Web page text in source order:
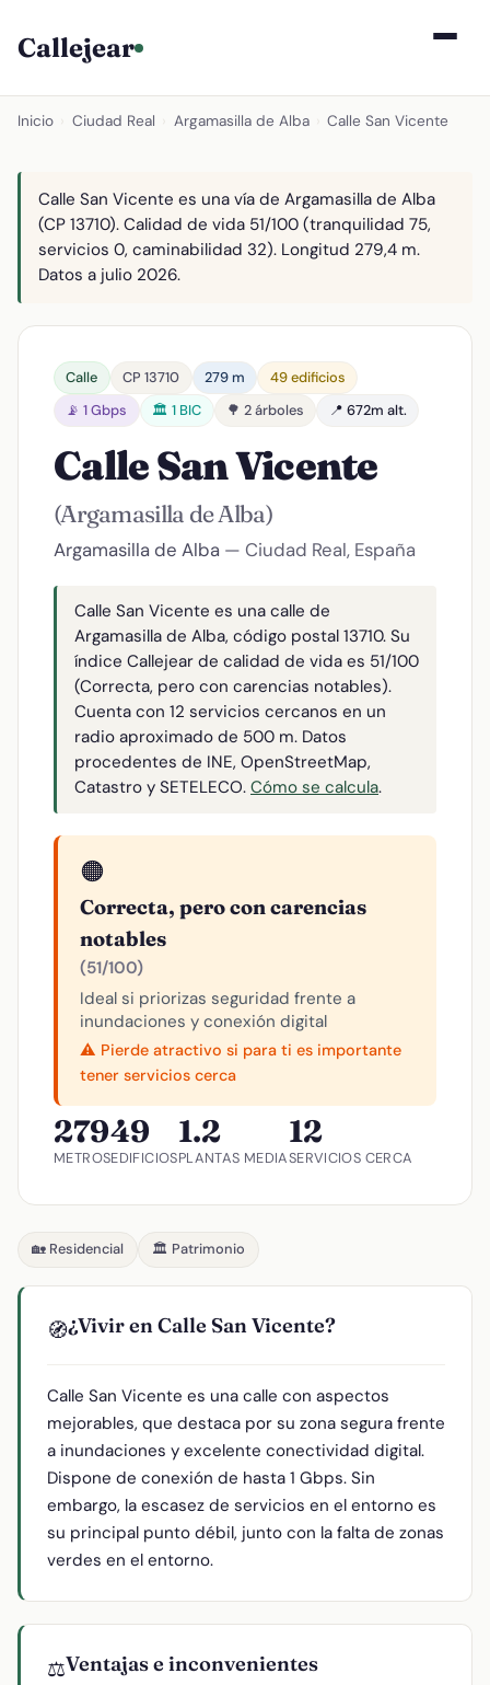
Callejear
Inicio Ciudad Real Argamasilla de Alba Calle San Vicente
Calle San Vicente es una vía de Argamasilla de Alba
(CP 13710). Calidad de vida 51/100 (tranquilidad 75,
servicios 0, caminabilidad 32). Longitud 279,4 m.
Datos a julio 2026.
Calle CP 13710 279 m
49 edificios
📡 1 Gbps
🏛️ 1 BIC 🌳 2 árboles 📍 672m alt.
Calle San Vicente
(Argamasilla de Alba)
Argamasilla de Alba — Ciudad Real, España
Calle San Vicente es una calle de
Argamasilla de Alba, código postal 13710. Su
índice Callejear de calidad de vida es 51/100
(Correcta, pero con carencias notables).
Cuenta con 12 servicios cercanos en un
radio aproximado de 500 m. Datos
procedentes de INE, OpenStreetMap,
Catastro y SETELECO. Cómo se calcula.
🟠
Correcta, pero con carencias
notables
(51/100)
Ideal si priorizas seguridad frente a
inundaciones y conexión digital
⚠️ Pierde atractivo si para ti es importante
tener servicios cerca
279
METROS
49
EDIFICIOS
1.2
PLANTAS MEDIA
12
SERVICIOS CERCA
🏡 Residencial 🏛️ Patrimonio
🧭¿Vivir en Calle San Vicente?
Calle San Vicente es una calle con aspectos
mejorables, que destaca por su zona segura frente
a inundaciones y excelente conectividad digital.
Dispone de conexión de hasta 1 Gbps. Sin
embargo, la escasez de servicios en el entorno es
su principal punto débil, junto con la falta de zonas
verdes en el entorno.
⚖️Ventajas e inconvenientes